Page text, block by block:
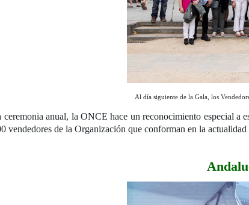
Al día siguiente de la Gala, los
ceremonia anual, la ONCE hace un reconocimiento especial a
vendedores de la Organización que conforman en la